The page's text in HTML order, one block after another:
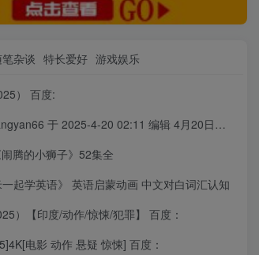
笔杂谈 特长爱好 游戏娱乐
） 百度:
于 2025-4-20 02:11 编辑 4月20日广播剧+有S剧单期合集 百度：
腾的小狮子》52集全
一起学英语》 英语启蒙动画 中文对白词汇认知
）【印度/动作/惊悚/犯罪】 百度：
电影 动作 悬疑 惊悚] 百度：